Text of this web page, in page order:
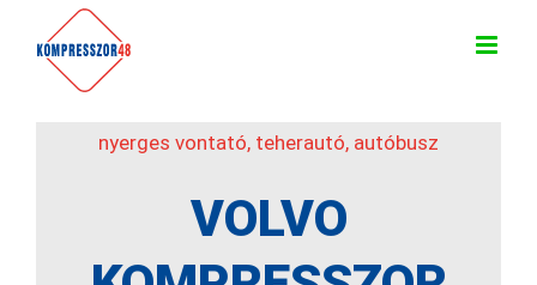
nyerges vontató, teherautó, autóbusz
VOLVO